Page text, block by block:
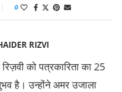
0
RIZVI
को पत्रकारिता का 25
है। उन्होंने अमर उजाला